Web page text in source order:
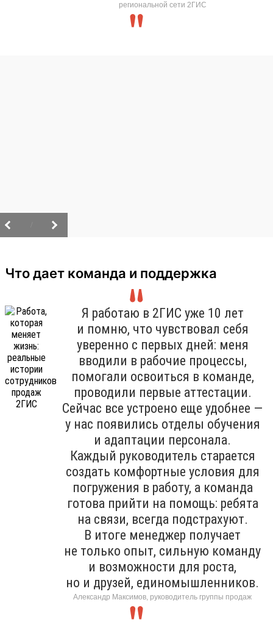
региональной сети 2ГИС
Что дает команда и поддержка
Я работаю в 2ГИС уже 10 лет
и помню, что чувствовал себя
уверенно с первых дней: меня
вводили в рабочие процессы,
помогали освоиться в команде,
проводили первые аттестации.
Сейчас все устроено еще удобнее —
у нас появились отделы обучения
и адаптации персонала.
Каждый руководитель старается
создать комфортные условия для
погружения в работу, а команда
готова прийти на помощь: ребята
на связи, всегда подстрахуют.
В итоге менеджер получает
не только опыт, сильную команду
и возможности для роста,
но и друзей, единомышленников.
Александр Максимов, руководитель группы продаж